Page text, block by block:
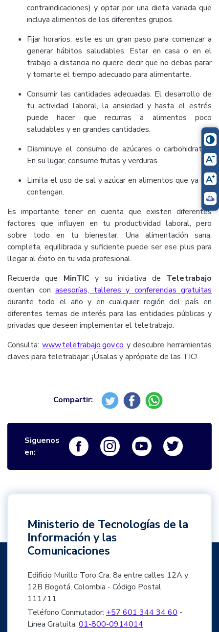
contraindicaciones) y optar por una dieta variada que
incluya alimentos de los diferentes grupos.
Fijar horarios: este es un gran paso para comenzar a
generar hábitos saludables. Estar en casa o en el
trabajo a distancia no quiere decir que no debas parar
y tomarte el tiempo adecuado para alimentarte.
Consumir las cantidades adecuadas. El desarrollo de
tu actividad laboral, la ansiedad y hasta el estrés
puede hacer que recurras a alimentos poco
saludables y en grandes cantidades.
Disminuye el consumo de azúcares o carbohidratos.
En su lugar, consume frutas y verduras.
Limita el uso de sal y azúcar en alimentos que ya los
contengan.
Es importante tener en cuenta que existen diferentes
factores que influyen en tu productividad laboral, pero
sobre todo en tu bienestar. Una alimentación sana,
completa, equilibrada y suficiente puede ser ese plus para
llegar al éxito en tu vida profesional.
Recuerda que MinTIC y su iniciativa de Teletrabajo
cuentan con asesorías, talleres y conferencias gratuitas
durante todo el año y en cualquier región del país en
diferentes temas de interés para las entidades públicas y
privadas que deseen implementar el teletrabajo.
Consulta: www.teletrabajo.gov.co y descubre herramientas
claves para teletrabajar. ¡Úsalas y aprópiate de las TIC!
Siguenos
en:
Logo FacebookLogo InstagramLogo Youtube
Ministerio de Tecnologías de la
Información y las
Comunicaciones
Edificio Murillo Toro Cra. 8a entre calles 12A y
12B Bogotá, Colombia - Código Postal
111711
Teléfono Conmutador: +57 601 344 34 60 -
Línea Gratuita: 01-800-0914014